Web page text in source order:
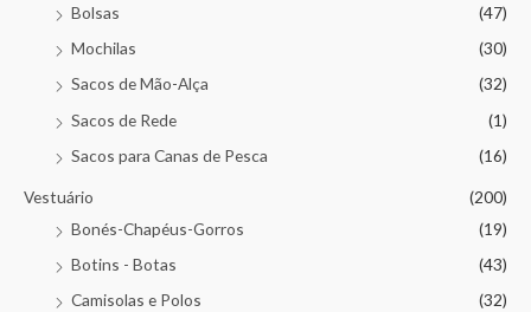
Bolsas
(47)
Mochilas
(30)
Sacos de Mão-Alça
(32)
Sacos de Rede
(1)
Sacos para Canas de Pesca
(16)
Vestuário
(200)
Bonés-Chapéus-Gorros
(19)
Botins - Botas
(43)
Camisolas e Polos
(32)